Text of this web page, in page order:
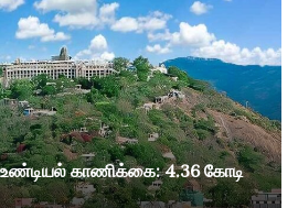
காணிக்கை: 4.36 கோடி